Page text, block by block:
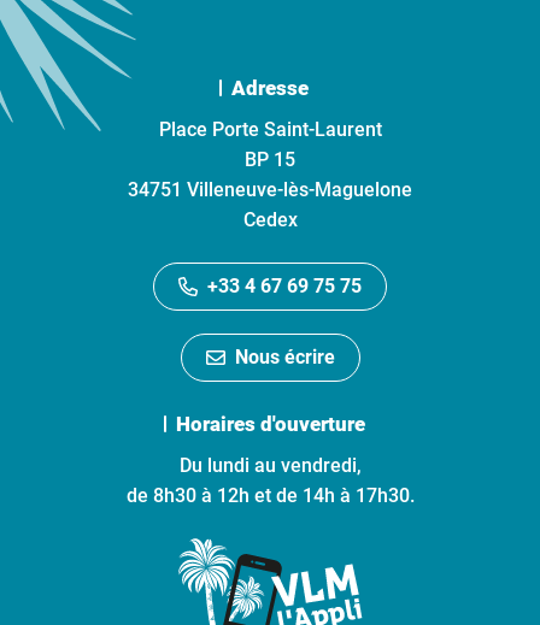
Adresse
Place Porte Saint-Laurent
BP 15
34751 Villeneuve-lès-Maguelone
Cedex
+33 4 67 69 75 75
Nous écrire
Horaires d'ouverture
Du lundi au vendredi,
de 8h30 à 12h et de 14h à 17h30.